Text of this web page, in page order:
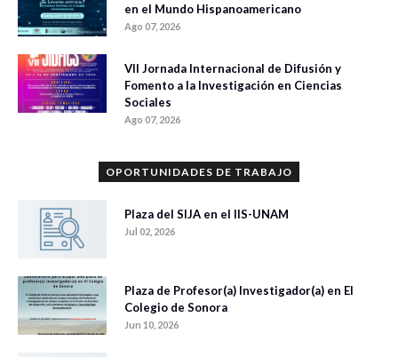
en el Mundo Hispanoamericano
Ago 07, 2026
VII Jornada Internacional de Difusión y
Fomento a la Investigación en Ciencias
Sociales
Ago 07, 2026
OPORTUNIDADES DE TRABAJO
Plaza del SIJA en el IIS-UNAM
Jul 02, 2026
Plaza de Profesor(a) Investigador(a) en El
Colegio de Sonora
Jun 10, 2026